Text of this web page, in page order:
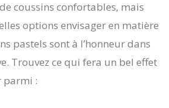
coussins confortables, mais
options envisager en matière
pastels sont à l’honneur dans
Trouvez ce qui fera un bel effet
parmi :